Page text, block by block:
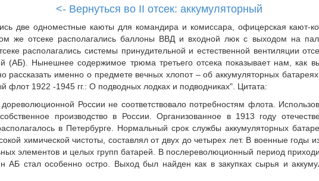
<- Вернуться во II отсек: аккумуляторный
две одноместные каюты для командира и комиссара, офицерская кают-
же отсеке располагались баллоны ВВД и входной люк с выходом на
располагались системы принудительной и естественной вентиляции
(АБ). Нынешнее содержимое трюма третьего отсека показывает нам, как
рассказать именно о предмете вечных хлопот – об аккумуляторных
флот 1922 -1945 гг.: О подводных лодках и подводниках". Цитата:
России не соответствовало потребностям флота.
производство в России. Организованное в 1913 году
в Петербурге. Нормальный срок службы аккумуляторных
химической чистоты, составлял от двух до четырех лет. В военные годы
элементов и целых групп батарей. В послереволюционный период
АБ стал особенно остро. Выход был найден как в закупках сырья и